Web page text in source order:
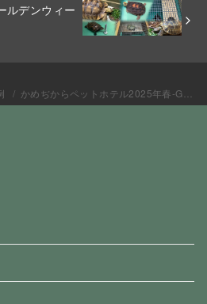
ルデンウィー
かめぢからペットホテル2025年春-GW-初夏